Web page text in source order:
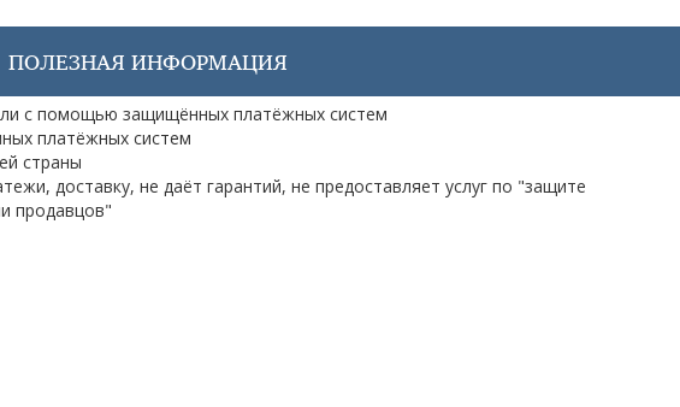
ПОЛЕЗНАЯ ИНФОРМАЦИЯ
с помощью защищённых платёжных систем
платёжных систем
страны
доставку, не даёт гарантий, не предоставляет услуг по "защите
продавцов"